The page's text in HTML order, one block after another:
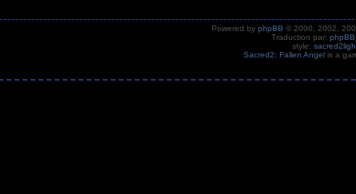
Powered by phpBB © 2000, 2002,
Traduction par:
style:
Sacred2: Fallen Angel is a